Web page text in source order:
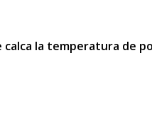
la temperatura de